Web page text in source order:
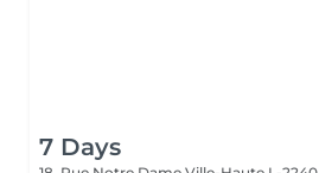
7 Days